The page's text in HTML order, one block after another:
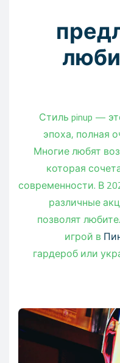
Стиль pinup —
эпоха, полная
Многие любят
которая
современности. В
различные
позволят
игрой в
гардероб или